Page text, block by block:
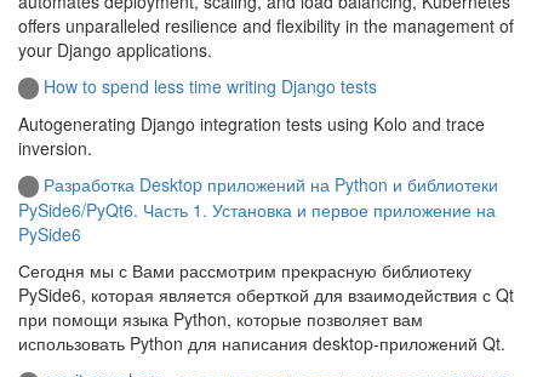
offers unparalleled resilience and flexibility in the management of
your Django applications.
How to spend less time writing Django tests
Autogenerating Django integration tests using Kolo and trace
inversion.
Разработка Desktop приложений на Python и библиотеки
PySide6/PyQt6. Часть 1. Установка и первое приложение на
PySide6
Сегодня мы с Вами рассмотрим прекрасную библиотеку
PySide6, которая является оберткой для взаимодействия с Qt
при помощи языка Python, которые позволяет вам
использовать Python для написания desktop-приложений Qt.